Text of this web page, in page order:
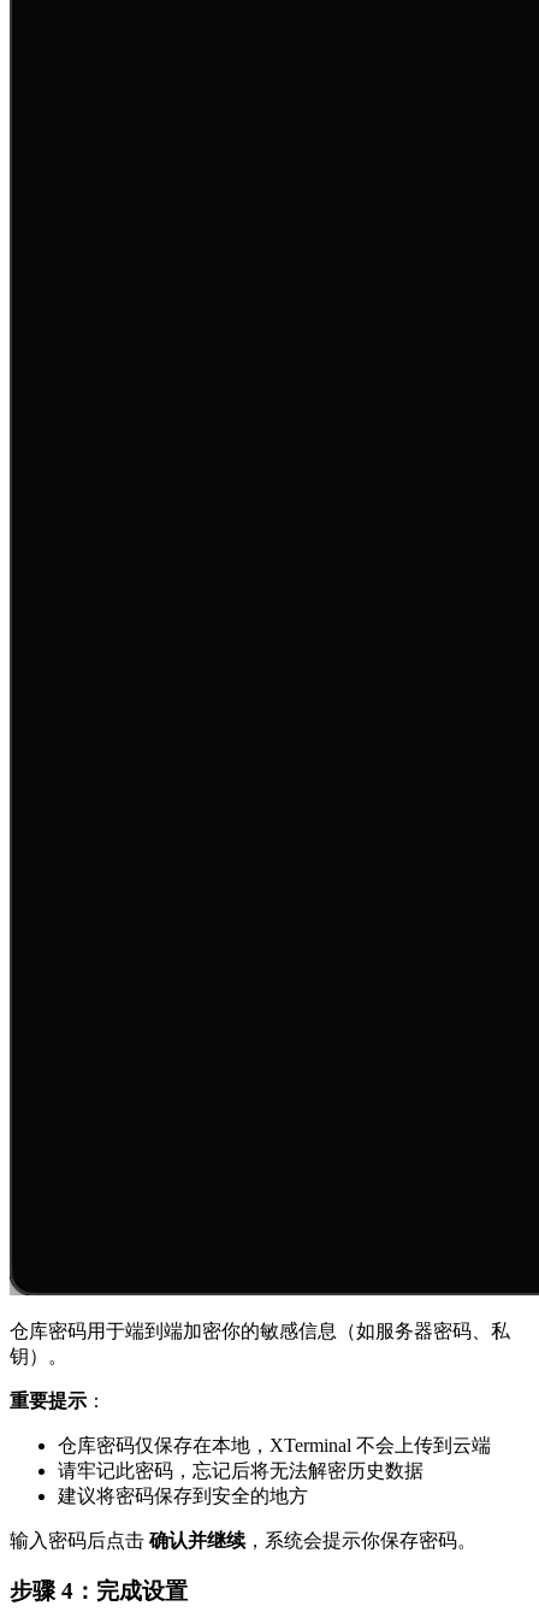
仓库密码用于端到端加密你的敏感信息（如服务器密码、私
钥）。
重要提示 ：
仓库密码仅保存在本地，XTerminal 不会上传到云端
请牢记此密码，忘记后将无法解密历史数据
建议将密码保存到安全的地方
输入密码后点击 确认并继续，系统会提示你保存密码。
步骤 4：完成设置